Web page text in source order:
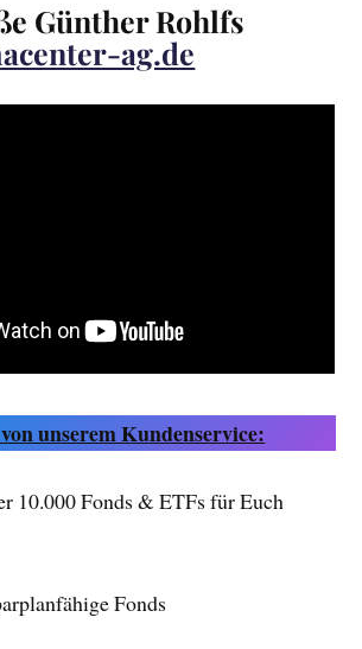
Günther Rohlfs
ag.de
unserem Kundenservice:
10.000 Fonds & ETFs für Euch
Fonds